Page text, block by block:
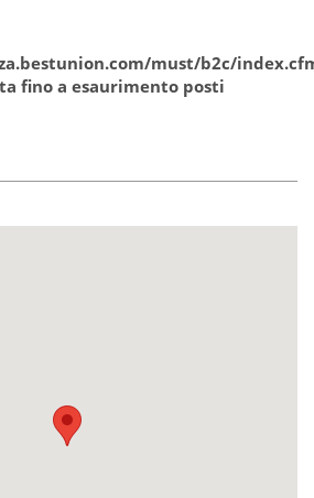
must/b2c/
fino a esaurimento posti